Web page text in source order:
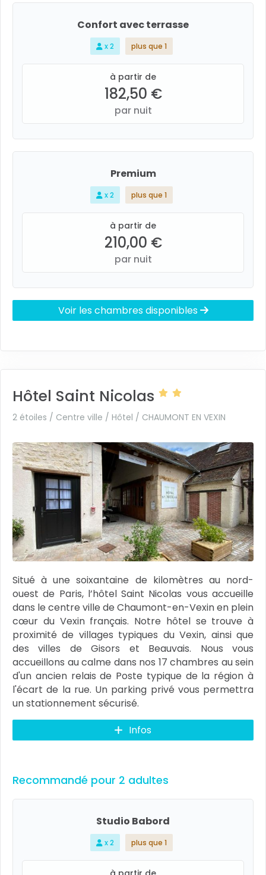
Confort avec terrasse
x 2 plus que 1
à partir de
182,50 €
par nuit
Premium
x 2 plus que 1
à partir de
210,00 €
par nuit
Voir les chambres disponibles
Hôtel Saint Nicolas
2 étoiles / Centre ville / Hôtel / CHAUMONT EN VEXIN
Situé à une soixantaine de kilomètres au nord-
ouest de Paris, l’hôtel Saint Nicolas vous accueille
dans le centre ville de Chaumont-en-Vexin en plein
cœur du Vexin français. Notre hôtel se trouve à
proximité de villages typiques du Vexin, ainsi que
des villes de Gisors et Beauvais. Nous vous
accueillons au calme dans nos 17 chambres au sein
d'un ancien relais de Poste typique de la région à
l'écart de la rue. Un parking privé vous permettra
un stationnement sécurisé.
Infos
Recommandé pour 2 adultes
Studio Babord
x 2 plus que 1